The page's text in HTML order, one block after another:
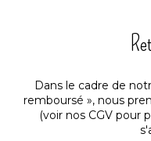
Dans le cadre de
remboursé », nous
(voir nos CGV pour